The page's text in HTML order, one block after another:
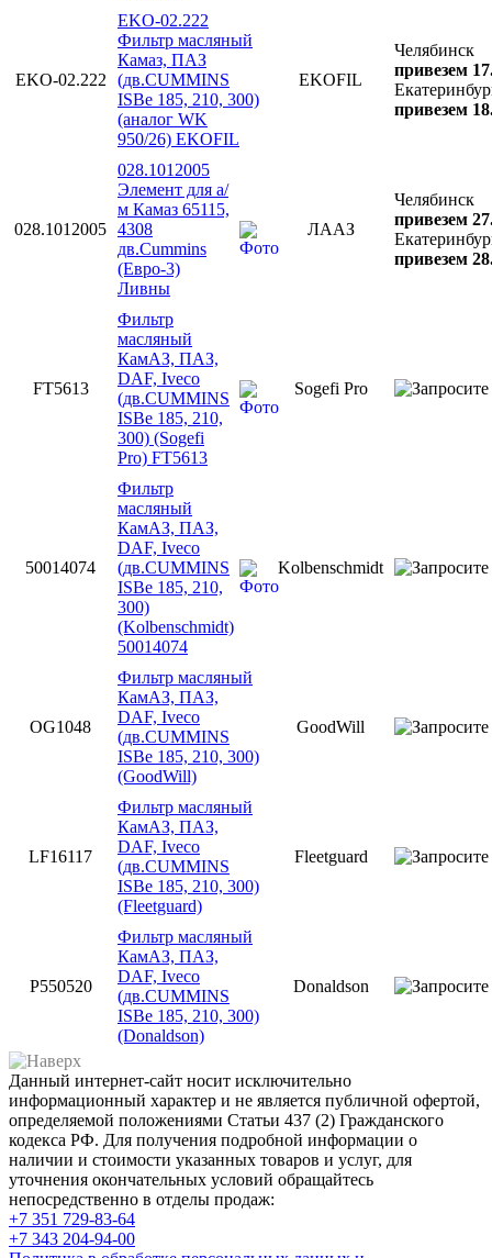
EKO-02.222
EKO-02.222
Фильтр масляный
Камаз, ПАЗ
(дв.CUMMINS
ISBe 185, 210, 300)
(аналог WK
950/26) EKOFIL
EKOFIL
Челябинск
привезем
привезем
028.1012005
028.1012005
Элемент для а/
м Камаз 65115,
4308
дв.Cummins
(Евро-3)
Ливны
ЛААЗ
Челябинск
привезем
привезем
FT5613
Фильтр
масляный
КамАЗ, ПАЗ,
DAF, Iveco
(дв.CUMMINS
ISBe 185, 210,
300) (Sogefi
Pro) FT5613
Sogefi Pro
50014074
Фильтр
масляный
КамАЗ, ПАЗ,
DAF, Iveco
(дв.CUMMINS
ISBe 185, 210,
300)
(Kolbenschmidt)
50014074
Kolbenschmidt
OG1048
Фильтр масляный
КамАЗ, ПАЗ,
DAF, Iveco
(дв.CUMMINS
ISBe 185, 210, 300)
(GoodWill)
GoodWill
LF16117
Фильтр масляный
КамАЗ, ПАЗ,
DAF, Iveco
(дв.CUMMINS
ISBe 185, 210, 300)
(Fleetguard)
Fleetguard
P550520
Фильтр масляный
КамАЗ, ПАЗ,
DAF, Iveco
(дв.CUMMINS
ISBe 185, 210, 300)
(Donaldson)
Donaldson
Данный интернет-сайт носит исключительно
информационный характер и не является публичной офертой,
определяемой положениями Статьи 437 (2) Гражданского
кодекса РФ. Для получения подробной информации о
наличии и стоимости указанных товаров и услуг, для
уточнения окончательных условий обращайтесь
непосредственно в отделы продаж:
+7 351 729-83-64
+7 343 204-94-00